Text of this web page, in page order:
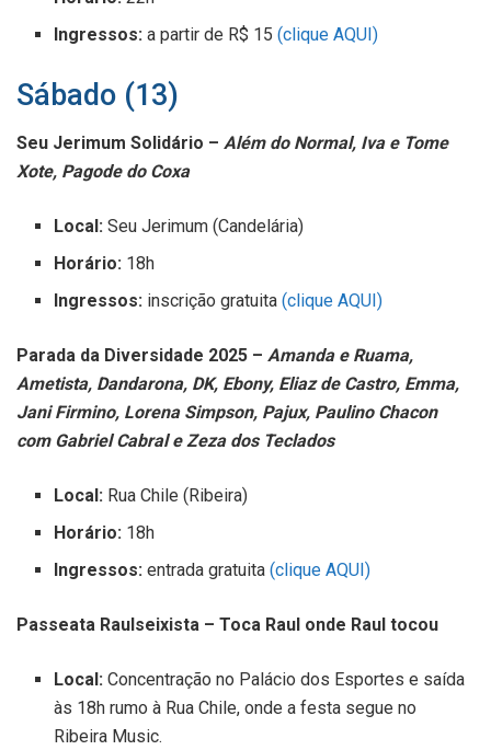
Ingressos:a partir de R$ 15 (clique AQUI)
Sábado (13)
Seu Jerimum Solidário – Além do Normal, Iva e Tome
Xote, Pagode do Coxa
Local:Seu Jerimum (Candelária)
Horário: 18h
Ingressos: inscrição gratuita (clique AQUI)
Parada da Diversidade 2025 – Amanda e Ruama,
Ametista, Dandarona, DK, Ebony, Eliaz de Castro, Emma,
Jani Firmino, Lorena Simpson, Pajux, Paulino Chacon
com Gabriel Cabral e Zeza dos Teclados
Local: Rua Chile (Ribeira)
Horário: 18h
Ingressos:entrada gratuita (clique AQUI)
Passeata Raulseixista – Toca Raul onde Raul tocou
Local:Concentração no Palácio dos Esportes e saída
às 18h rumo à Rua Chile, onde a festa segue no
Ribeira Music.